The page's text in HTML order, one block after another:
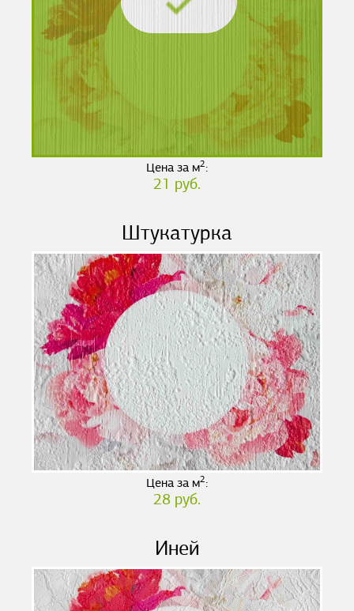
Цена за м2:
21 руб.
Штукатурка
Цена за м2:
28 руб.
Иней